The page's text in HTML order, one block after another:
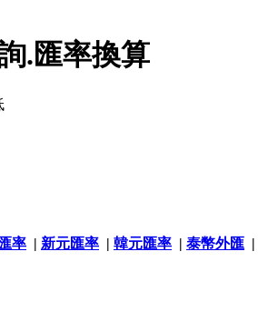
.匯率換算
率 | 新元匯率 | 韓元匯率 | 泰幣外匯 |